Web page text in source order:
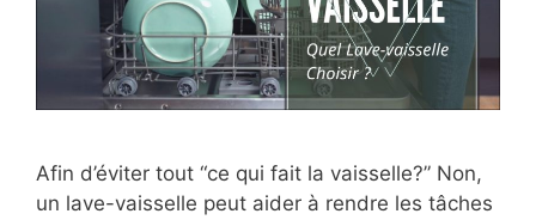
Afin d’éviter tout “ce qui fait la vaisselle?” Non,
un lave-vaisselle peut aider à rendre les tâches